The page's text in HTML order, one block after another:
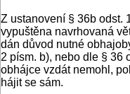
Z ustanovení § 36b odst.
vypuštěna navrhovaná
dán důvod nutné
2 písm. b), nebo dle § 36
obhájce vzdát nemohl,
hájit se sám.